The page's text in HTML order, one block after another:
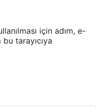
için adım, e-
tarayıcıya